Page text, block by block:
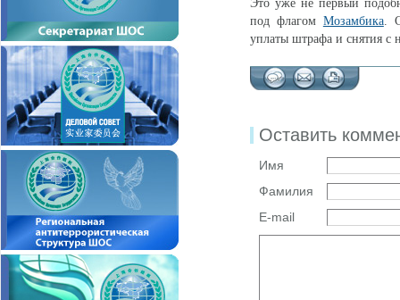
Это уже не первый
под флагом Мозамбика.
уплаты штрафа и снятия с
Оставить
Имя
Фамилия
E-mail